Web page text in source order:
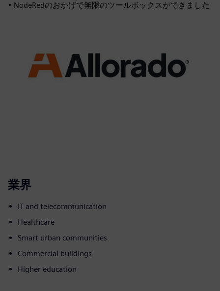
• NodeRedのおかげで無限のツールボックスができました
業界
IT and telecommunication
Healthcare
Smart urban communities
Commercial buildings
Higher education